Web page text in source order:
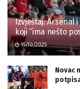
Izvještaj: Arsenal
koji “ima nešto
15/10/2025
Novac